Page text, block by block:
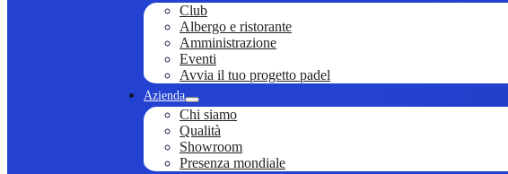
Club
Albergo e ristorante
Amministrazione
Eventi
Avvia il tuo progetto padel
Azienda
Chi siamo
Qualità
Showroom
Presenza mondiale